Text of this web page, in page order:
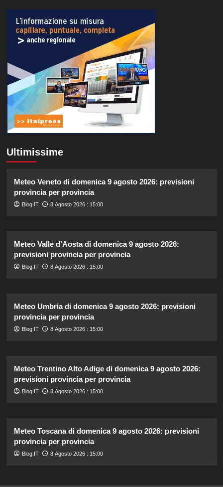
Ultimissime
Meteo Veneto di domenica 9 agosto 2026: previsioni
provincia per provincia
Blog.IT 8 Agosto 2026 : 15:00
Meteo Valle d’Aosta di domenica 9 agosto 2026:
previsioni provincia per provincia
Blog.IT 8 Agosto 2026 : 15:00
Meteo Umbria di domenica 9 agosto 2026: previsioni
provincia per provincia
Blog.IT 8 Agosto 2026 : 15:00
Meteo Trentino Alto Adige di domenica 9 agosto 2026:
previsioni provincia per provincia
Blog.IT 8 Agosto 2026 : 15:00
Meteo Toscana di domenica 9 agosto 2026: previsioni
provincia per provincia
Blog.IT 8 Agosto 2026 : 15:00